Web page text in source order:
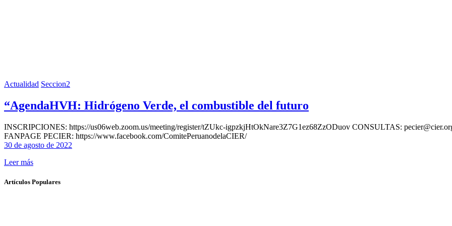
Actualidad Seccion2
“AgendaHVH: Hidrógeno Verde, el combustible del futuro
INSCRIPCIONES: https://us06web.zoom.us/meeting/register/tZUkc-igpzkjHtOkNare3Z7G1ez68ZzODuov CONSULTAS:
FANPAGE PECIER: https://www.facebook.com/ComitePeruanodelaCIER/
30 de agosto de 2022
Leer más
Artículos Populares